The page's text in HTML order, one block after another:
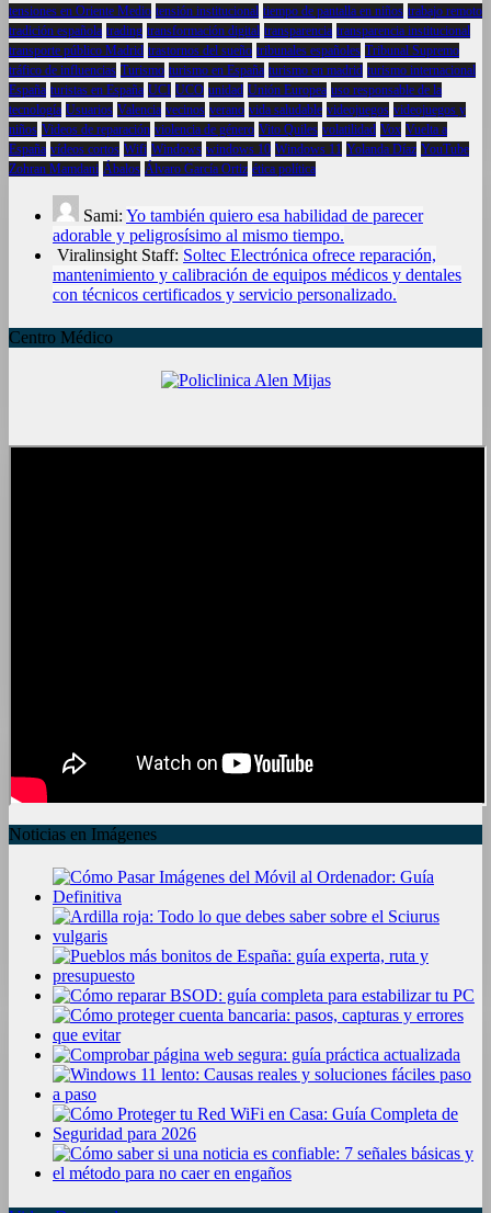
tensiones en Oriente Medio tensión institucional tiempo de pantalla en niños trabajo remoto
tradición española trading transformación digital transparencia transparencia institucional
transporte público Madrid trastornos del sueño tribunales españoles Tribunal Supremo
tráfico de influencias Turismo turismo en España turismo en madrid turismo internacional
España turistas en España UCI UCO unidad Unión Europea uso responsable de la
tecnología Usuarios Valencia vecinos verano vida saludable videojuegos videojuegos y
niños Videos de reparación violencia de género Vito Quiles volatilidad Vox Vuelta a
España vídeos cortos Wifi Windows windows 10 Windows 11 Yolanda Díaz YouTube
Zohran Mamdani Ábalos Álvaro García Ortiz ética política
Sami: Yo también quiero esa habilidad de parecer
adorable y peligrosísimo al mismo tiempo.
Viralinsight Staff: Soltec Electrónica ofrece reparación,
mantenimiento y calibración de equipos médicos y dentales
con técnicos certificados y servicio personalizado.
Centro Médico
Noticias en Imágenes